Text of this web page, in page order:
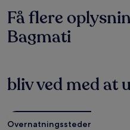
Få flere
Bagmati
bliv ved med at
Overnatningssteder